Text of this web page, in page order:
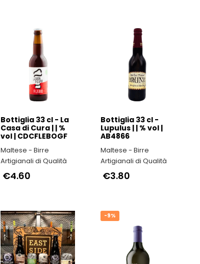
Bottiglia 33 cl - La
Casa di Cura | | %
vol | CDCFLEBOGF
Maltese - Birre
Artigianali di Qualità
€4.60
Bottiglia 33 cl -
Lupulus | | % vol |
AB4866
Maltese - Birre
Artigianali di Qualità
€3.80
-9%